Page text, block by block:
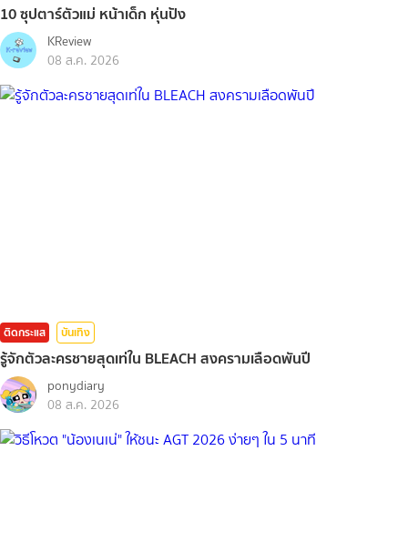
10 ซุปตาร์ตัวแม่ หน้าเด็ก หุ่นปัง
KReview
08 ส.ค. 2026
ติดกระแส บันเทิง
รู้จักตัวละครชายสุดเท่ใน BLEACH สงครามเลือดพันปี
ponydiary
08 ส.ค. 2026